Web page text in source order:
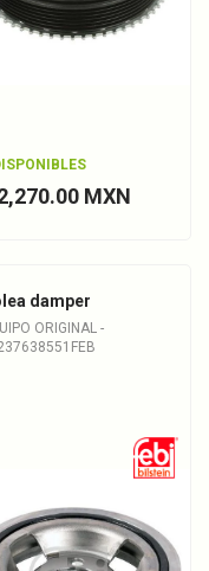
MXN
damper
ORIGINAL -